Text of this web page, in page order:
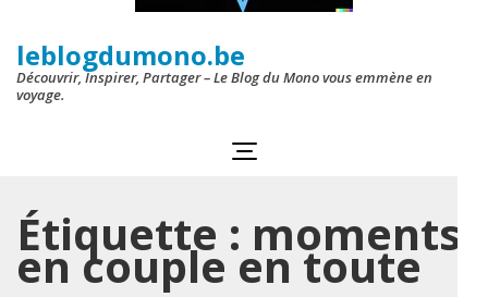
leblogdumono.be
Découvrir, Inspirer, Partager – Le Blog du Mono vous emmène en
voyage.
Étiquette : moments
en couple en toute